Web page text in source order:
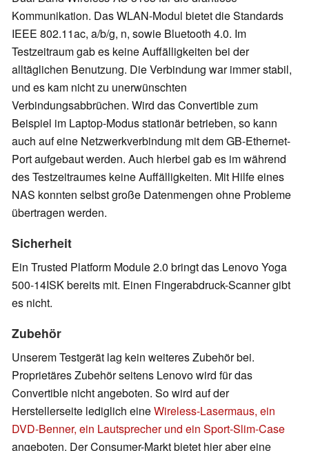
Kommunikation. Das WLAN-Modul bietet die Standards
IEEE 802.11ac, a/b/g, n, sowie Bluetooth 4.0. Im
Testzeitraum gab es keine Auffälligkeiten bei der
alltäglichen Benutzung. Die Verbindung war immer stabil,
und es kam nicht zu unerwünschten
Verbindungsabbrüchen. Wird das Convertible zum
Beispiel im Laptop-Modus stationär betrieben, so kann
auch auf eine Netzwerkverbindung mit dem GB-Ethernet-
Port aufgebaut werden. Auch hierbei gab es im während
des Testzeitraumes keine Auffälligkeiten. Mit Hilfe eines
NAS konnten selbst große Datenmengen ohne Probleme
übertragen werden.
Sicherheit
Ein Trusted Platform Module 2.0 bringt das Lenovo Yoga
500-14ISK bereits mit. Einen Fingerabdruck-Scanner gibt
es nicht.
Zubehör
Unserem Testgerät lag kein weiteres Zubehör bei.
Proprietäres Zubehör seitens Lenovo wird für das
Convertible nicht angeboten. So wird auf der
Herstellerseite lediglich eineWireless-Lasermaus, ein
DVD-Benner, ein Lautsprecher und ein Sport-Slim-Case
angeboten. Der Consumer-Markt bietet hier aber eine